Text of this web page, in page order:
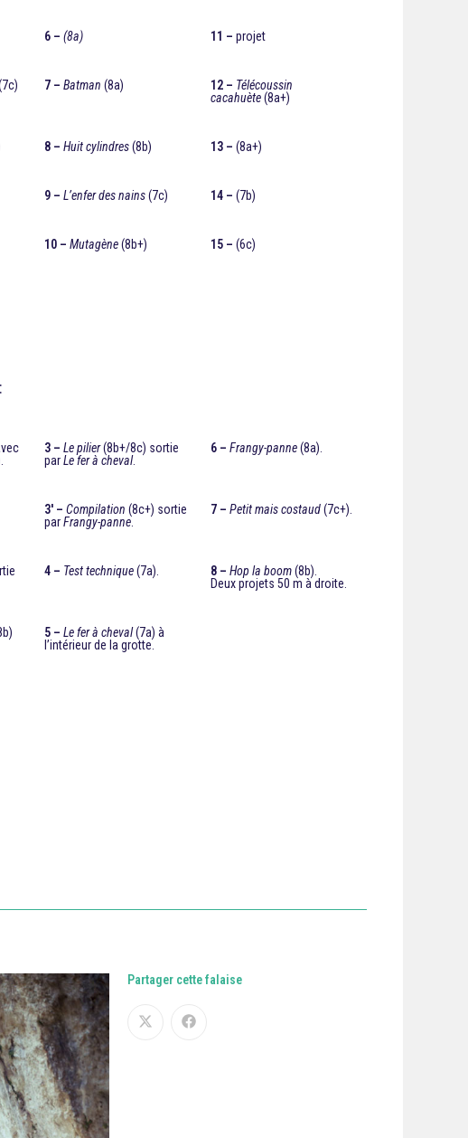
6 – (8a) 11 – projet
7 – Batman (8a) 12 – Télécoussin
cacahuète(8a+)
8 – Huit cylindres(8b) 13 – (8a+)
9 – L’enfer des nains(7c) 14 – (7b)
10 – Mutagène(8b+) 15 – (6c)
3 – Le pilier(8b+/8c) sortie
parLe fer à cheval.
6 – Frangy-panne(8a).
3′ – Compilation(8c+) sortie
parFrangy-panne.
7 – Petit mais costaud(7c+).
4 – Test technique(7a). 8 – Hop la boom(8b).
Deux projets 50 m à droite.
5 – Le fer à cheval(7a) à
l’intérieur de la grotte.
Partager cette falaise